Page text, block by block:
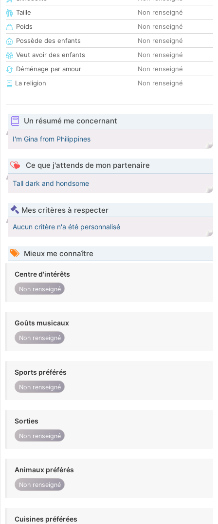
Taille
Non renseigné
Poids
Non renseigné
Possède des enfants
Non renseigné
Veut avoir des enfants
Non renseigné
Déménage par amour
Non renseigné
La religion
Non renseigné
Un résumé me concernant
I'm Gina from Philippines
Ce que j'attends de mon partenaire
Tall dark and hondsome
Mes critères à respecter
Aucun critère n'a été personnalisé
Mieux me connaître
Centre d'intérêts
Non renseigné
Goûts musicaux
Non renseigné
Sports préférés
Non renseigné
Sorties
Non renseigné
Animaux préférés
Non renseigné
Cuisines préférées